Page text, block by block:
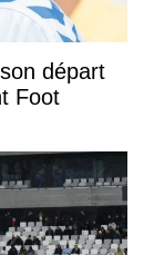
départ
Foot